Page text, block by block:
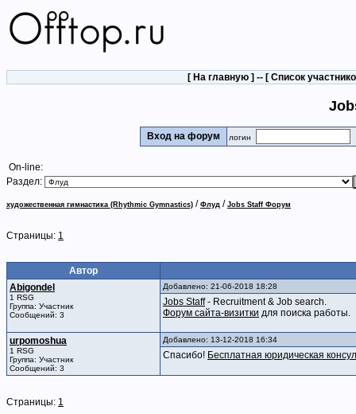
[ На главную ] -- [ Список
Вход на форум логин
On-line:
Раздел:
художественная гимнастика (Rhythmic Gymnastics) / Флуд / Jobs Staff Форум
Страницы: 1
Автор
Abigondel
1 RSG
Группа: Участник
Сообщений: 3
Добавлено: 21-06-2018 18:28
Jobs Staff- Recruitment & Job search.
Форум сайта-визитки для поиска работы.
urpomoshua
1 RSG
Группа: Участник
Сообщений: 3
Добавлено: 13-12-2018 16:34
Спасибо! Бесплатная юридическая
Страницы: 1